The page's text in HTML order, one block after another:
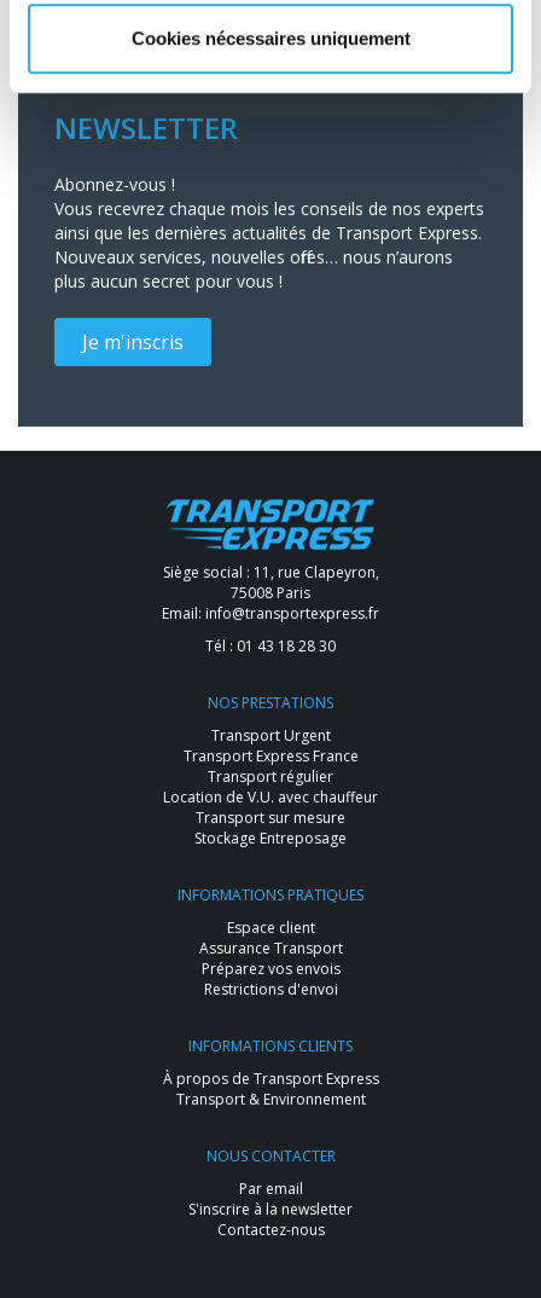
Cookies nécessaires uniquement
NEWSLETTER
Abonnez-vous !
Vous recevrez chaque mois les conseils de nos experts
ainsi que les dernières actualités de Transport Express.
Nouveaux services, nouvelles offres… nous n’aurons
plus aucun secret pour vous !
Je m'inscris
Siège social : 11, rue Clapeyron,
75008 Paris
Email: info@transportexpress.fr
Tél : 01 43 18 28 30
NOS PRESTATIONS
Transport Urgent
Transport Express France
Transport régulier
Location de V.U. avec chauffeur
Transport sur mesure
Stockage Entreposage
INFORMATIONS PRATIQUES
Espace client
Assurance Transport
Préparez vos envois
Restrictions d'envoi
INFORMATIONS CLIENTS
À propos de Transport Express
Transport & Environnement
NOUS CONTACTER
Par email
S'inscrire à la newsletter
Contactez-nous